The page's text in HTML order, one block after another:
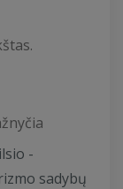
-
sadybų